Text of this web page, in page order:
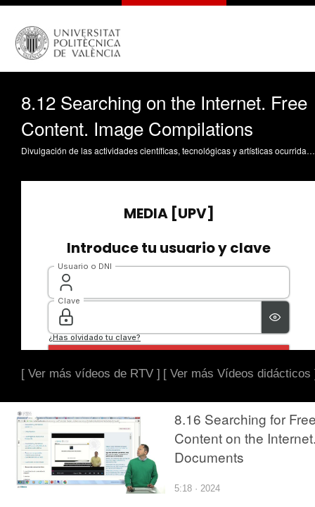
8.12 Searching on the Internet. Free
Content. Image Compilations
Divulgación de las actividades científicas, tecnológicas y artísticas ocurridas en los tres campus de la UPV
[ Ver más vídeos de RTV ] [ Ver más Vídeos didácticos
8.16 Searching for
Content on the
Documents
5:18 · 2024